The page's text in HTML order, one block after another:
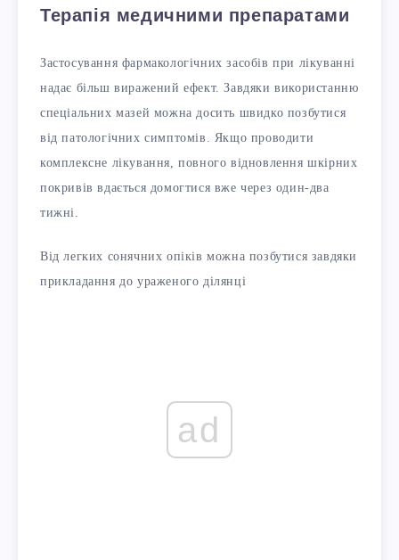
Терапія медичними препаратами
Застосування фармакологічних засобів при лікуванні
надає більш виражений ефект. Завдяки використанню
спеціальних мазей можна досить швидко позбутися
від патологічних симптомів. Якщо проводити
комплексне лікування, повного відновлення шкірних
покривів вдається домогтися вже через один-два
тижні.
Від легких сонячних опіків можна позбутися завдяки
прикладання до ураженого ділянці
ad